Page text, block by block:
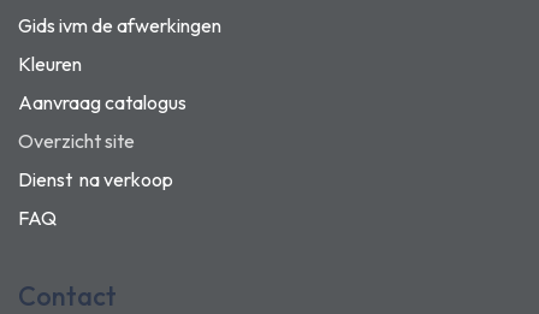
Gids ivm de afwerkingen
Kleuren
Aanvraag catalogus
Overzicht site
Dienst na verkoop
FAQ
Contact